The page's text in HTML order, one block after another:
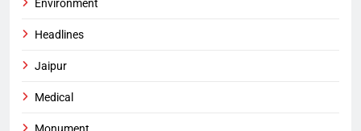
Environment
Headlines
Jaipur
Medical